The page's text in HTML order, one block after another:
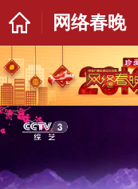
网络春晚